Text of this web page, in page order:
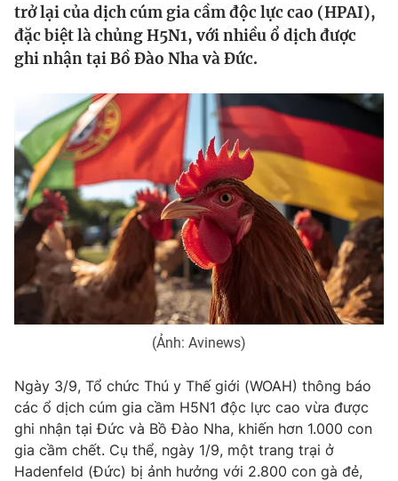
Thế giới
Tin tức
Thế giới đó đây
Câu chuyện quốc tế
Tài chính
Thị trường
Góc doanh nghiệp
Dữ liệu và đời sống
Truyền hình
Phim VTV
Hậu trường
Nhân vật
Khán giả
Giải trí
Điện ảnh
Âm nhạc
Đời sống
Du lịch
Chất lượng cuộc sống
Tuyển sinh
Học trực tuyến
Công nghệ
Hitech Công nghệ tương lai
Sản phẩm
Giao lưu trực tuyến
trở lại của dịch cúm gia cầm độc lực cao (HPAI),
đặc biệt là chủng H5N1, với nhiều ổ dịch được
ghi nhận tại Bồ Đào Nha và Đức.
(Ảnh: Avinews)
Ngày 3/9, Tổ chức Thú y Thế giới (WOAH) thông báo
các ổ dịch cúm gia cầm H5N1 độc lực cao vừa được
ghi nhận tại Đức và Bồ Đào Nha, khiến hơn 1.000 con
gia cầm chết. Cụ thể, ngày 1/9, một trang trại ở
Hadenfeld (Đức) bị ảnh hưởng với 2.800 con gà đẻ,